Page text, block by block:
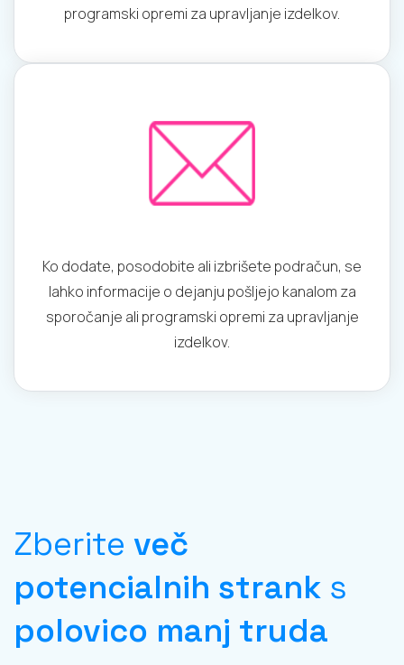
programski opremi za upravljanje izdelkov.
Ko dodate, posodobite ali izbrišete podračun, se
lahko informacije o dejanju pošljejo kanalom za
sporočanje ali programski opremi za upravljanje
izdelkov.
Zberite več
potencialnih strank s
polovico manj truda